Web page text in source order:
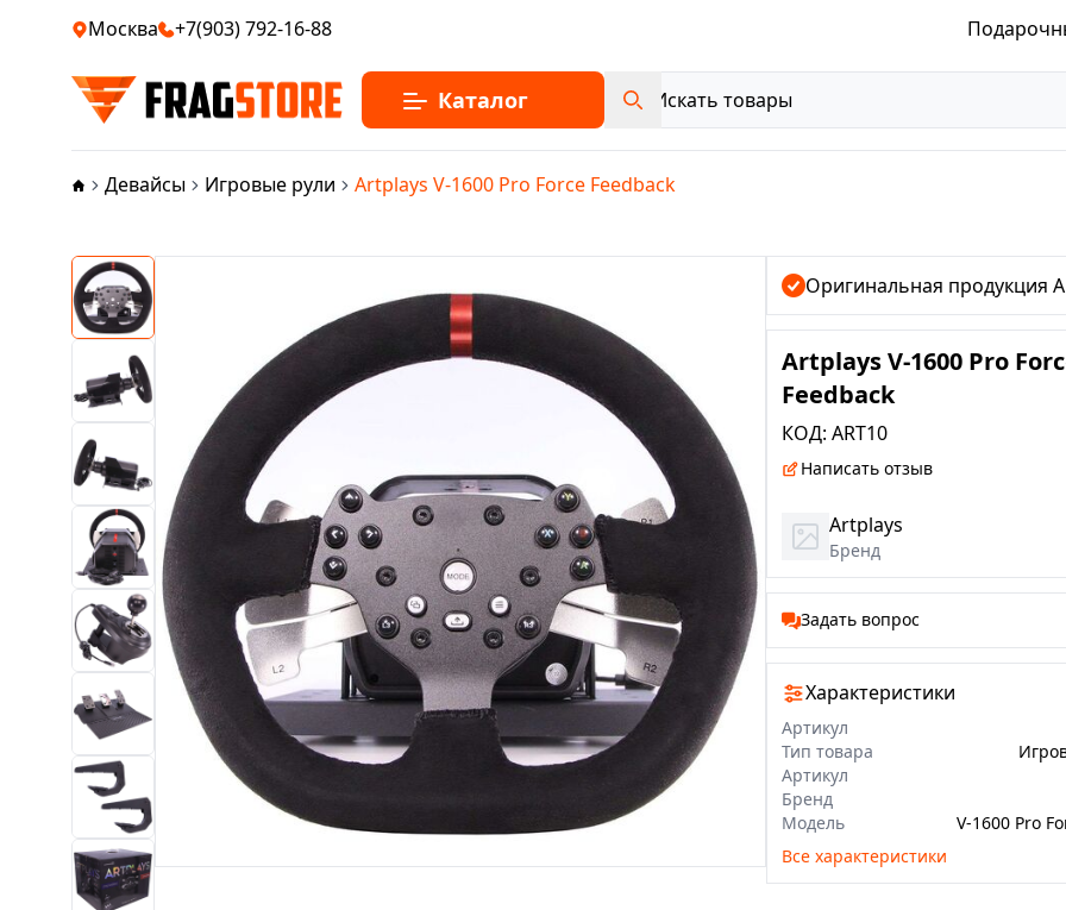
Москва +7(903) 792-16-88
Каталог
Девайсы Игровые рули Artplays V-1600 Pro Force Feedback
Оригинальная продукция
Artplays V-1600 Pro
Feedback
КОД: ART10
Написать отзыв
Artplays
Бренд
Задать вопрос
Характеристики
Артикул
Тип товара
Артикул
Бренд
Модель
Все характеристики